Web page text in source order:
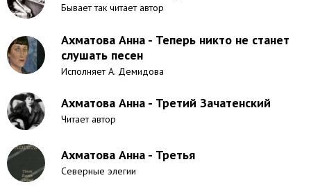
Бывает так читает автор
Ахматова Анна - Теперь никто не станет
слушать песен
Исполняет А. Демидова
Ахматова Анна - Третий Зачатенский
Читает автор
Ахматова Анна - Третья
Северные элегии